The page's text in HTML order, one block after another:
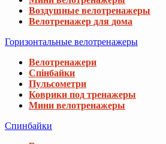
Воздушные велотренажеры
Велотренажер для дома
Горизонтальные велотренажеры
Велотренажери
Спінбайки
Пульсометри
Коврики под тренажеры
Мини велотренажеры
Спинбайки